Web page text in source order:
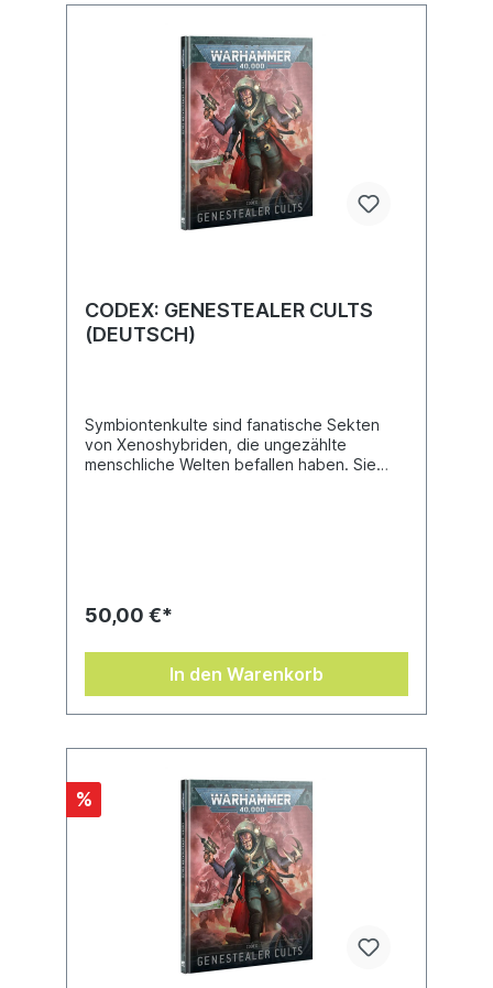
CODEX: GENESTEALER CULTS
(DEUTSCH)
Symbiontenkulte sind fanatische Sekten
von Xenoshybriden, die ungezählte
menschliche Welten befallen haben. Sie
Unterdrücker wahrnehmen.Codex:
berüchtigten Symbiontenaufständen aus
Vergangenheit und Gegenwart sowie
Xenosmakel befallenen Armeen und ihrer
Truppen, Anführer und Kriegsmaschinen.
Zudem enthält dieses Buch Regeln für die
Armeen der Symbiontenkulte bei
Kampfpatrouille, Kreuzzug und dem
ausgewogenen Spiel von Warhammer
40.000.In diesem 120 Seiten starken
Hardcover-Buch findest du:– Umfassenden
Hintergrund und die Geschichte der
Symbiontenkulte, wie sie Planeten
übernehmen und für den Großen
50,00 €*
In den Warenkorb
%